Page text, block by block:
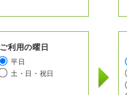
ご利用の曜日
平日
土・日・祝日